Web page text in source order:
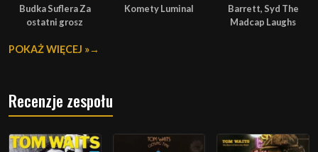
Budka Suflera Za
ostatni grosz
Komety Luminal
Barrett, Syd The
Madcap Laughs
POKAŻ WIĘCEJ »
Recenzje zespołu